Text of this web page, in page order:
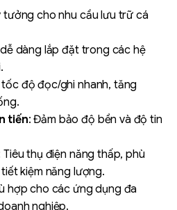
tưởng cho nhu cầu lưu trữ cá
dàng lắp đặt trong các hệ
độ đọc/ghi nhanh, tăng
tiến: Đảm bảo độ bền và độ tin
Tiêu thụ điện năng thấp, phù
kiệm năng lượng.
hợp cho các ứng dụng đa
nghiệp.